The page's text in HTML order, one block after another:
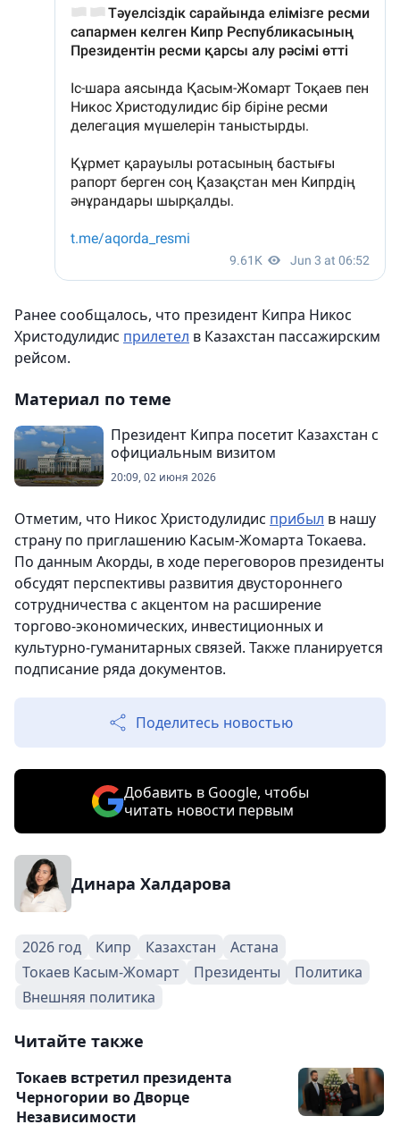
Ранее сообщалось, что президент Кипра Никос
Христодулидис прилетел в Казахстан пассажирским
рейсом.
Материал по теме
Президент Кипра посетит Казахстан с
официальным визитом
20:09, 02 июня 2026
Отметим, что Никос Христодулидис прибыл в нашу
страну по приглашению Касым-Жомарта Токаева.
По данным Акорды, в ходе переговоров президенты
обсудят перспективы развития двустороннего
сотрудничества с акцентом на расширение
торгово-экономических, инвестиционных и
культурно-гуманитарных связей. Также планируется
подписание ряда документов.
Поделитесь новостью
Добавить в Google, чтобы
читать новости первым
Динара Халдарова
2026 год Кипр Казахстан
Астана
Токаев Касым-Жомарт
Президенты
Политика
Внешняя политика
Читайте также
Токаев встретил президента
Черногории во Дворце
Независимости